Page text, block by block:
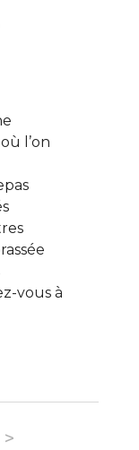
l’on
vous à
>